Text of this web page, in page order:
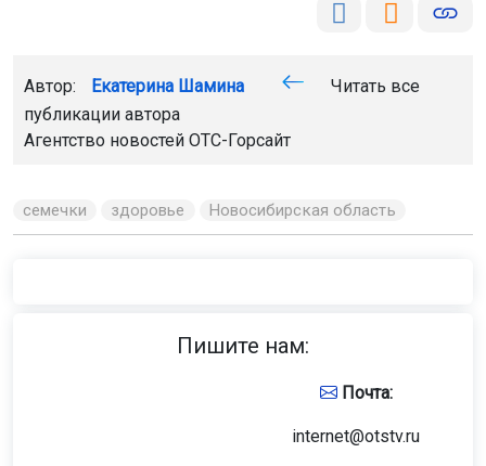
Автор: Екатерина Шамина
Читать все
публикации автора
Агентство новостей ОТС-Горсайт
семечки здоровье Новосибирская область
Пишите нам:
Почта:
internet@otstv.ru